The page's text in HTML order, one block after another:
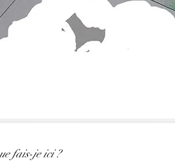
fais-je ici ?